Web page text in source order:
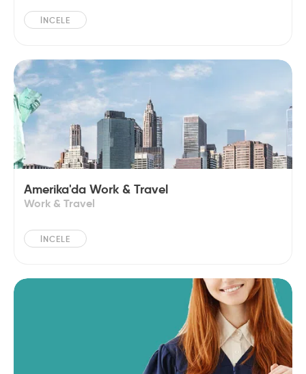
İNCELE
Amerika'da Work & Travel
Work & Travel
İNCELE